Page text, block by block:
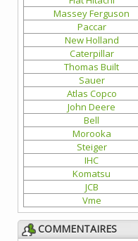
Massey Ferguson
Paccar
New Holland
Caterpillar
Thomas Built
Sauer
Atlas Copco
John Deere
Bell
Morooka
Steiger
IHC
Komatsu
JCB
Vme
COMMENTAIRES